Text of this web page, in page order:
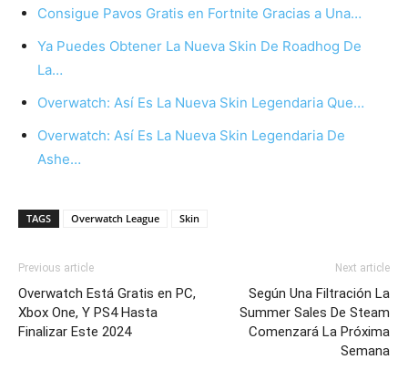
Consigue Pavos Gratis en Fortnite Gracias a Una…
Ya Puedes Obtener La Nueva Skin De Roadhog De
La…
Overwatch: Así Es La Nueva Skin Legendaria Que…
Overwatch: Así Es La Nueva Skin Legendaria De
Ashe…
TAGS Overwatch League Skin
Previous article
Overwatch Está Gratis en PC,
Xbox One, Y PS4 Hasta
Finalizar Este 2024
Next article
Según Una Filtración La
Summer Sales De Steam
Comenzará La Próxima
Semana